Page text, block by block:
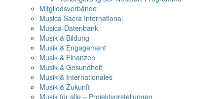
Mitgliedsverbände
Musica Sacra International
Musica-Datenbank
Musik & Bildung
Musik & Engagement
Musik & Finanzen
Musik & Gesundheit
Musik & Internationales
Musik & Zukunft
Musik für alle – Projektvorstellungen